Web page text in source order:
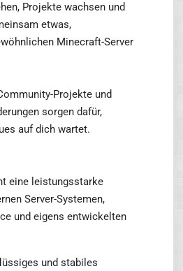
Projekte wachsen und
etwas,
Minecraft-Server
Projekte und
sorgen dafür,
auf dich wartet.
eine leistungsstarke
Server-Systemen,
und eigens entwickelten
und stabiles